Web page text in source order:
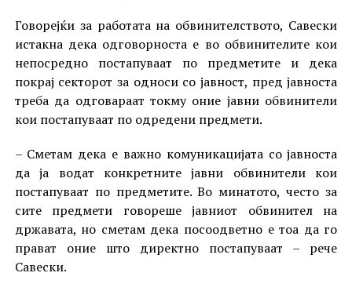
Говорејќи за работата на обвинителството, Савески
истакна дека одговорноста е во обвинителите кои
непосредно постапуваат по предметите и дека
покрај секторот за односи со јавност, пред јавноста
треба да одговараат токму оние јавни обвинители
кои постапуваат по одредени предмети.
– Сметам дека е важно комуникацијата со јавноста
да ја водат конкретните јавни обвинители кои
постапуваат по предметите. Во минатото, често за
сите предмети говореше јавниот обвинител на
државата, но сметам дека посоодветно е тоа да го
прават оние што директно постапуваат – рече
Савески.